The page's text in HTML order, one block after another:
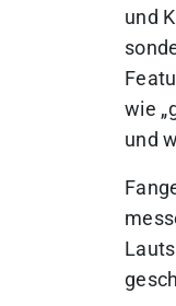
und
wie
und